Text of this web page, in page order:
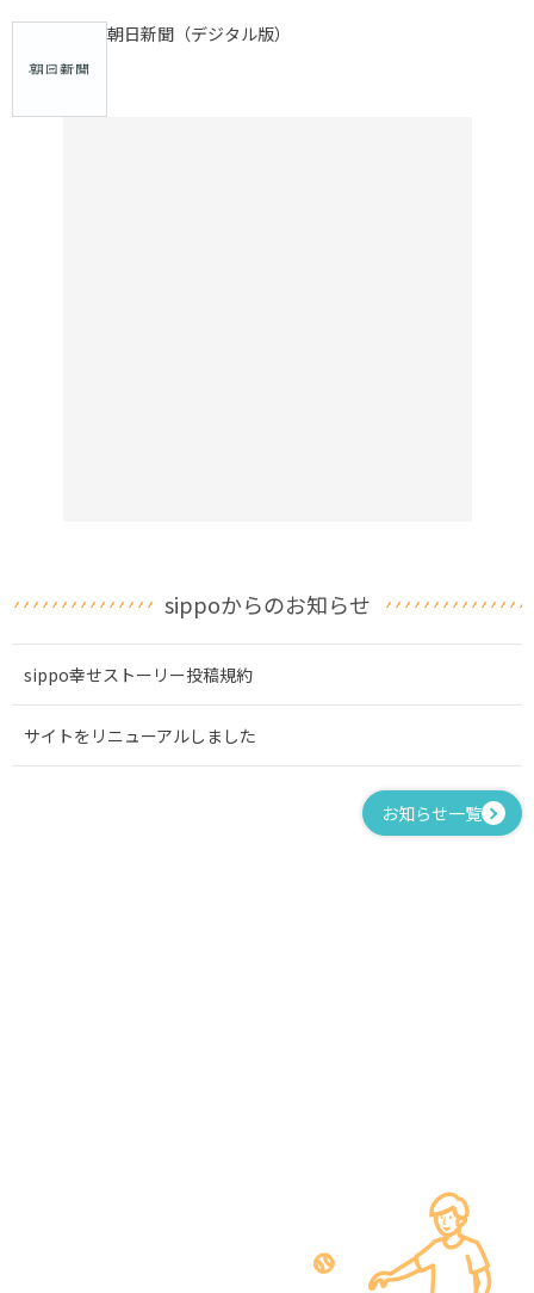
朝日新聞（デジタル版）
sippoからのお知らせ
sippo幸せストーリー投稿規約
サイトをリニューアルしました
お知らせ一覧